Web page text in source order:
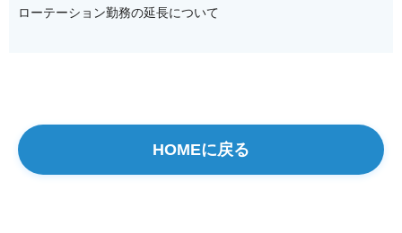
ローテーション勤務の延長について
HOMEに戻る